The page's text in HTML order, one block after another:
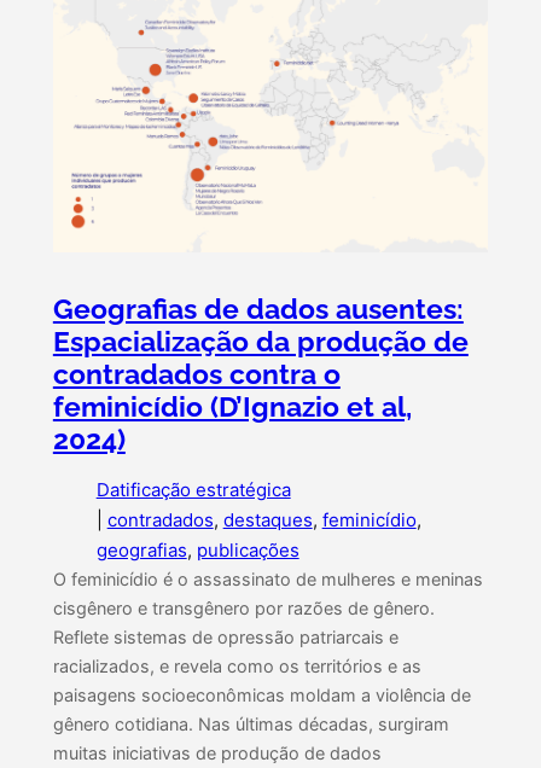
Geografias de dados ausentes:
Espacialização da produção de
contradados contra o
feminicídio (D’Ignazio et al,
2024)
Datificação estratégica
contradados, destaques, feminicídio
geografias, publicações
O feminicídio é o assassinato de mulheres e meninas
cisgênero e transgênero por razões de gênero.
Reflete sistemas de opressão patriarcais e
racializados, e revela como os territórios e as
paisagens socioeconômicas moldam a violência de
gênero cotidiana. Nas últimas décadas, surgiram
muitas iniciativas de produção de dados